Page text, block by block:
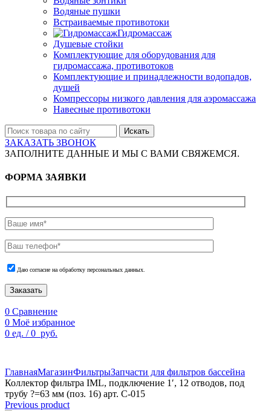
Водяные пушки
Встраиваемые противотоки
Гидромассаж
Душевые стойки
Комплектующие для оборудования для
гидромассажа, противотоков
Комплектующие и принадлежности водопадов,
душей
Компрессоры низкого давления для аэромассажа
Навесные противотоки
Искать
ЗАКАЗАТЬ ЗВОНОК
ЗАПОЛНИТЕ ДАННЫЕ И МЫ С ВАМИ СВЯЖЕМСЯ.
ФОРМА ЗАЯВКИ
Даю согласие на обработку персональных данных.
Заказать
0 Сравнение
0 Моё избранное
0 ед. / 0 руб.
ГлавнаяМагазинФильтрыЗапчасти для фильтров бассейна
Коллектор фильтра IML, подключение 1′, 12 отводов, под
трубу ?=63 мм (поз. 16) арт. C-015
Previous product